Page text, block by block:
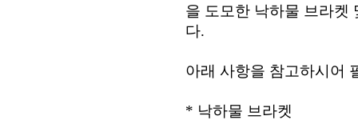
을 도모한 낙하물 브라켓
다.
아래 사항을 참고하시어
* 낙하물 브라켓